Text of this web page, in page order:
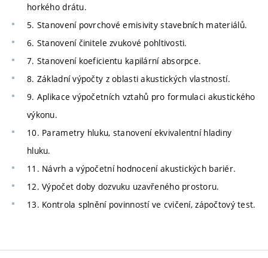
horkého drátu.
5. Stanovení povrchové emisivity stavebních materiálů.
6. Stanovení činitele zvukové pohltivosti.
7. Stanovení koeficientu kapilární absorpce.
8. Základní výpočty z oblasti akustických vlastností.
9. Aplikace výpočetních vztahů pro formulaci akustického
výkonu.
10. Parametry hluku, stanovení ekvivalentní hladiny
hluku.
11. Návrh a výpočetní hodnocení akustických bariér.
12. Výpočet doby dozvuku uzavřeného prostoru.
13. Kontrola splnění povinností ve cvičení, zápočtový test.